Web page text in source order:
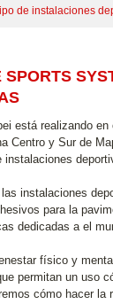
de instalaciones
está realizando
Centro y Sur de
instalaciones
instalaciones
para la
dedicadas a el
físico y
permitan un uso
cómo hacer